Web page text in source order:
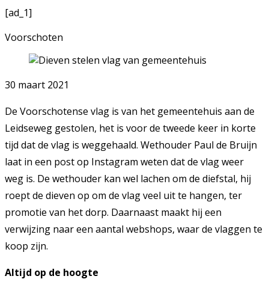
[ad_1]
Voorschoten
30 maart 2021
De Voorschotense vlag is van het gemeentehuis aan de
Leidseweg gestolen, het is voor de tweede keer in korte
tijd dat de vlag is weggehaald. Wethouder Paul de Bruijn
laat in een post op Instagram weten dat de vlag weer
weg is. De wethouder kan wel lachen om de diefstal, hij
roept de dieven op om de vlag veel uit te hangen, ter
promotie van het dorp. Daarnaast maakt hij een
verwijzing naar een aantal webshops, waar de vlaggen te
koop zijn.
Altijd op de hoogte